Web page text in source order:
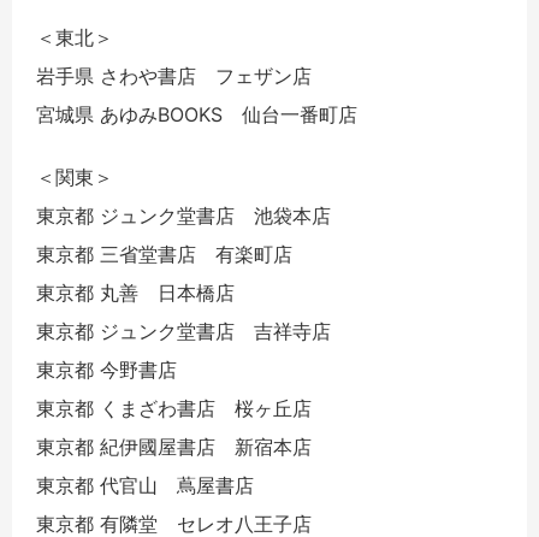
＜東北＞
岩手県 さわや書店 フェザン店
宮城県 あゆみBOOKS 仙台一番町店
＜関東＞
東京都 ジュンク堂書店 池袋本店
東京都 三省堂書店 有楽町店
東京都 丸善 日本橋店
東京都 ジュンク堂書店 吉祥寺店
東京都 今野書店
東京都 くまざわ書店 桜ヶ丘店
東京都 紀伊國屋書店 新宿本店
東京都 代官山 蔦屋書店
東京都 有隣堂 セレオ八王子店